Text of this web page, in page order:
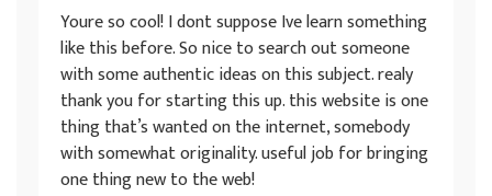
Youre so cool! I dont suppose Ive learn something
like this before. So nice to search out someone
with some authentic ideas on this subject. realy
thank you for starting this up. this website is one
thing that’s wanted on the internet, somebody
with somewhat originality. useful job for bringing
one thing new to the web!